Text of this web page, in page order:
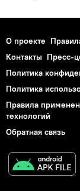
О проекте
Контакты Пресс-
Политика
Политика
Правила
технологий
Обратная связь